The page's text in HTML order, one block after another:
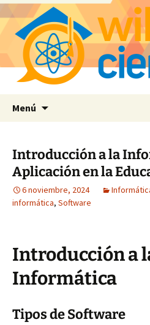
Menú
Introducción a la
Aplicación en la
6 noviembre, 2024
informática, Software
Introducción a
Informática
Tipos de Software